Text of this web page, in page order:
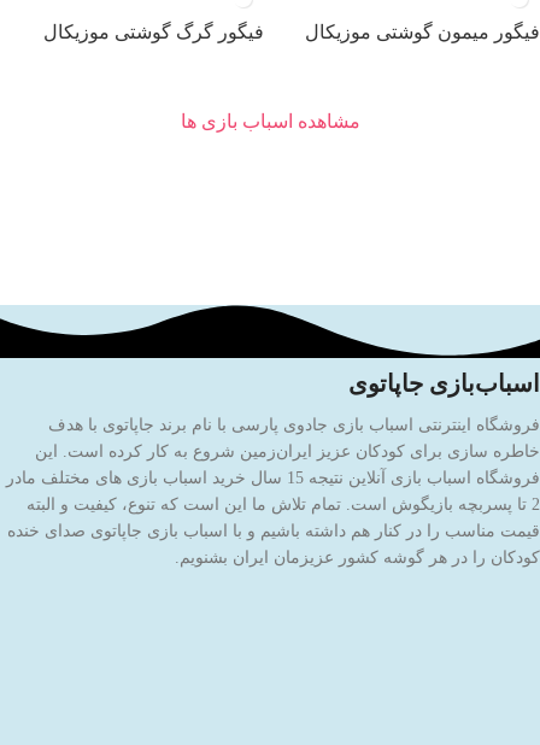
فیگور میمون گوشتی موزیکال فیگور گرگ گوشتی موزیکال
مشاهده اسباب بازی ها
اسباب‌بازی جاپاتوی
فروشگاه اینترنتی اسباب بازی جادوی پارسی با نام برند جاپاتوی با هدف
خاطره سازی برای کودکان عزیز ایران‌زمین شروع به کار کرده است. این
فروشگاه اسباب بازی آنلاین نتیجه 15 سال خرید اسباب بازی های مختلف مادر
2 تا پسربچه بازیگوش است. تمام تلاش ما این است که تنوع، کیفیت و البته
قیمت مناسب را در کنار هم داشته باشیم و با اسباب بازی جاپاتوی صدای خنده
کودکان را در هر گوشه کشور عزیزمان ایران بشنویم.